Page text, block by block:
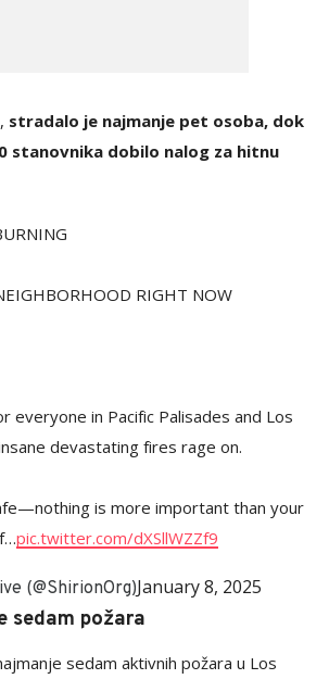
stradalo je najmanje pet osoba, dok
stanovnika dobilo nalog za hitnu
RIGHT NOW
everyone in Pacific Palisades and Los
devastating fires rage on.
is more important than your
pic.twitter.com/dXSllWZZf9
(@ShirionOrg)January 8, 2025
sedam požara
sedam aktivnih požara u Los